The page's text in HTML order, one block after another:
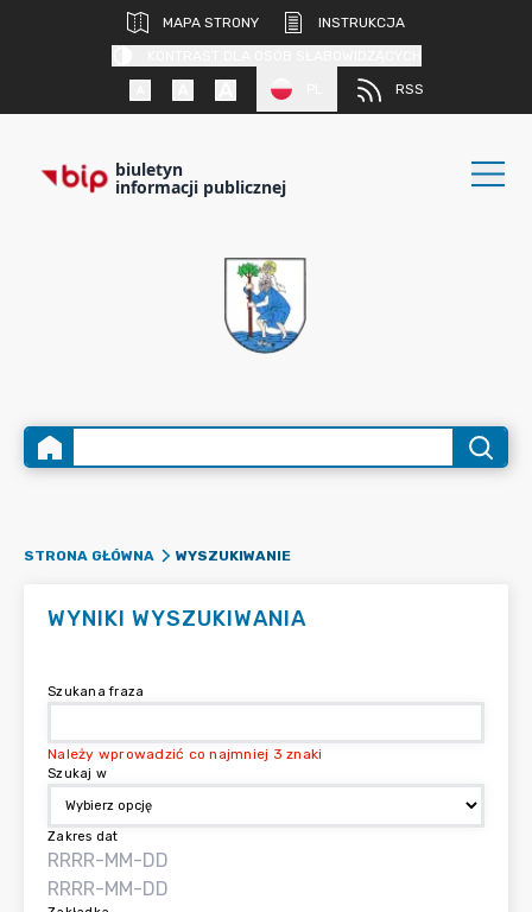
MAPA STRONY
INSTRUKCJA
RSS
biuletyn
informacji publicznej
STRONA GŁÓWNA WYSZUKIWANIE
WYNIKI WYSZUKIWANIA
Szukana fraza
Należy wprowadzić co najmniej 3 znaki
Szukaj w
Zakres dat